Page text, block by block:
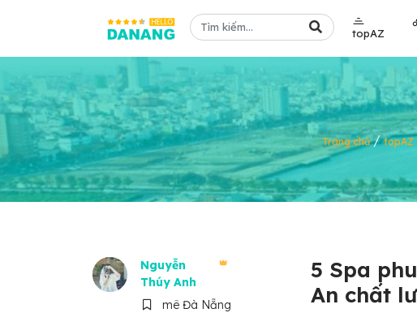
topAZ
Trang chủ/topAZ
Nguyễn
Thúy Anh
mê Đà Nẵng
5 Spa
An chất